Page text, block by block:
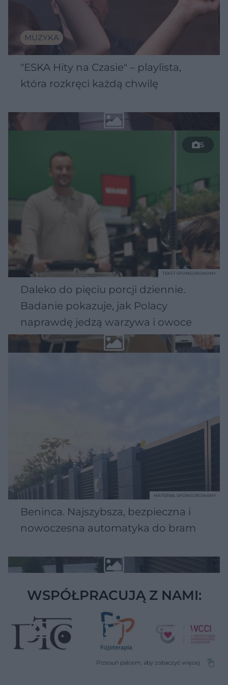
MUZYKA
"ESKA Hity na Czasie" – playlista,
która rozkręci każdą chwilę
5
Daleko do pięciu porcji dziennie.
Badanie pokazuje, jak Polacy
naprawdę jedzą warzywa i owoce
TEKST SPONSOROWANY
Beninca. Najszybsza, bezpieczna i
nowoczesna automatyka do bram
MATERIAŁ SPONSOROWANY
WSPÓŁPRACUJĄ Z NAMI: